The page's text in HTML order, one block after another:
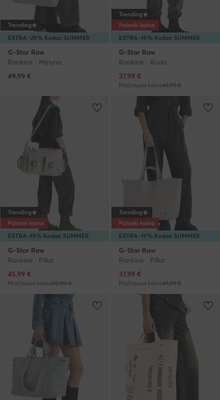
EXTRA -25% Kodas: SUMMER
Trending
G-Star Raw
Rankinė · Mėlyna
49,99 €
EXTRA -15% Kodas: SUMMER
Trending
Palanki kaina
G-Star Raw
Rankinė · Ruda
Dabartinė kaina
37,99 €
Mažiausia kaina41,99 €
EXTRA -15% Kodas: SUMMER
Trending
Palanki kaina
G-Star Raw
Rankinė · Pilka
Dabartinė kaina
45,99 €
Mažiausia kaina50,99 €
EXTRA -15% Kodas: SUMMER
Trending
Palanki kaina
G-Star Raw
Rankinė · Pilka
Dabartinė kaina
37,99 €
Mažiausia kaina41,99 €